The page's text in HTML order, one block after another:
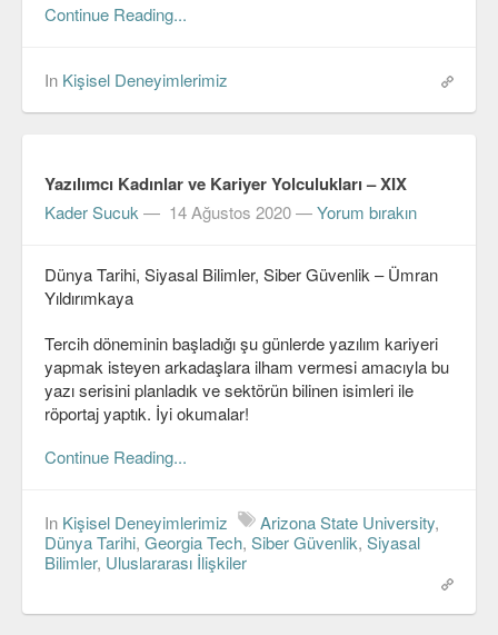
Continue Reading...
In Kişisel Deneyimlerimiz
Yazılımcı Kadınlar ve Kariyer Yolculukları – XIX
Kader Sucuk — 14 Ağustos 2020—Yorum bırakın
Dünya Tarihi, Siyasal Bilimler, Siber Güvenlik – Ümran
Yıldırımkaya
Tercih döneminin başladığı şu günlerde yazılım kariyeri
yapmak isteyen arkadaşlara ilham vermesi amacıyla bu
yazı serisini planladık ve sektörün bilinen isimleri ile
röportaj yaptık. İyi okumalar!
Continue Reading...
In Kişisel Deneyimlerimiz Arizona State University,
Dünya Tarihi, Georgia Tech, Siber Güvenlik, Siyasal
Bilimler, Uluslararası İlişkiler